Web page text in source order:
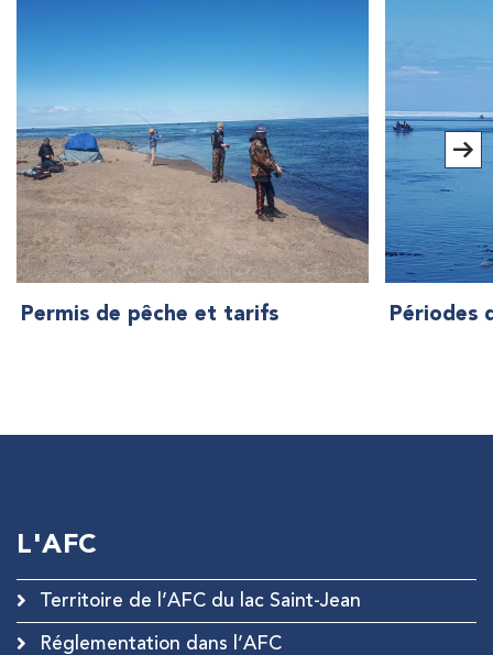
Permis de pêche et tarifs Périodes
L'AFC
Territoire de l’AFC du lac Saint-Jean
Réglementation dans l’AFC